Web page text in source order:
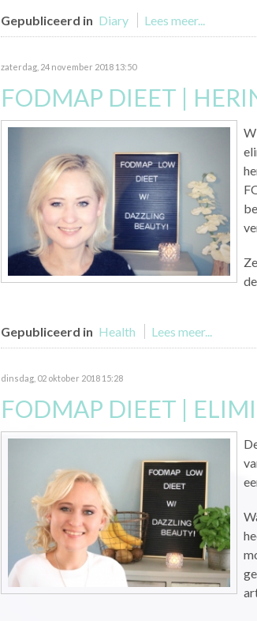
Gepubliceerd in Diary Lees meer...
zaterdag, 24 november 2018 13:50
FODMAP DIEET |
Gepubliceerd in Health Lees meer...
dinsdag, 02 oktober 2018 15:28
FODMAP DIEET |